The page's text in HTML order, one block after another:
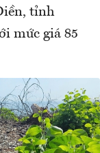
tỉnh
mức giá 85